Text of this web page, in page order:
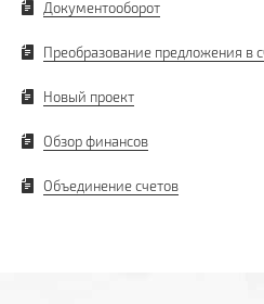
Документооборот
Преобразование предложения в
Новый проект
Обзор финансов
Объединение счетов